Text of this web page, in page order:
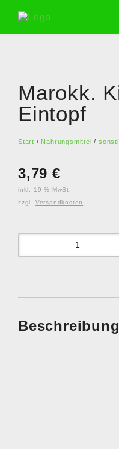
Marokk.
Eintopf
Start / Nahrungsmittel /
3,79 €
inkl. 19 % MwSt.
zzgl. Versandkosten
Beschreibung